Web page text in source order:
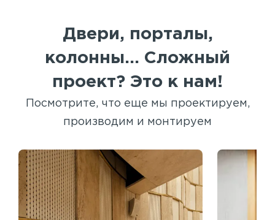
Двери, порталы,
колонны... Сложный
проект? Это к нам!
Посмотрите, что еще мы проектируем,
производим и монтируем